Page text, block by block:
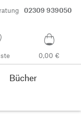
02309 939050
0,00 €
Bücher